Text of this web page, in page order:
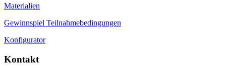
Materialien
Gewinnspiel Teilnahmebedingungen
Konfigurator
Kontakt